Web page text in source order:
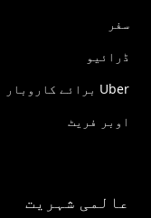
سفر
ڈرائیو
Uber برائے کاروبار
اوبر فریٹ
عالمی شہریت